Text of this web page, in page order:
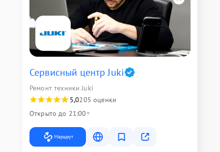
Сервисный центр Juki
Ремонт техники Juki
5,0205 оценки
Открыто до 21:00
Маршрут